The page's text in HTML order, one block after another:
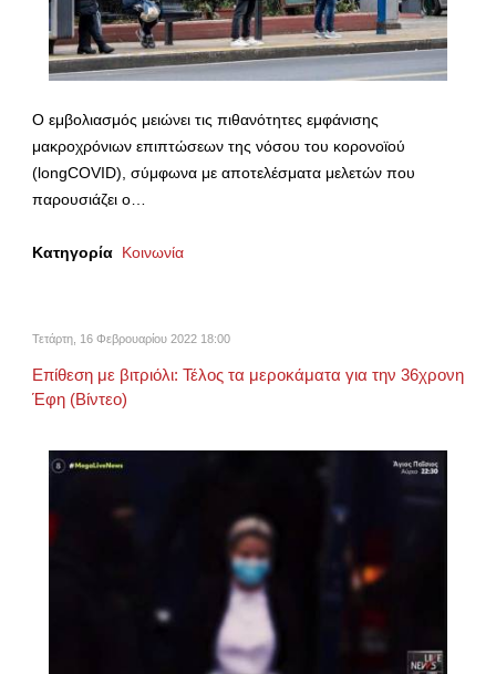
Ο εμβολιασμός μειώνει τις πιθανότητες εμφάνισης
μακροχρόνιων επιπτώσεων της νόσου του κορονοϊού
(longCOVID), σύμφωνα με αποτελέσματα μελετών που
παρουσιάζει o…
Κατηγορία Κοινωνία
Τετάρτη, 16 Φεβρουαρίου 2022 18:00
Επίθεση με βιτριόλι: Τέλος τα μεροκάματα για την 36χρονη
Έφη (Βίντεο)